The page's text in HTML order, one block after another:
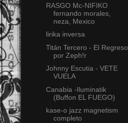
RASGO Mc-NIFIKO
fernando morales,
neza, Mexico
lirika inversa
Titán Tercero - El Regreso
por Zeph!r
Johnny Escutia - VETE
VUELA
Canabia -Iluminatik
(Buffon EL FUEGO)
kase-o jazz magnetism
completo